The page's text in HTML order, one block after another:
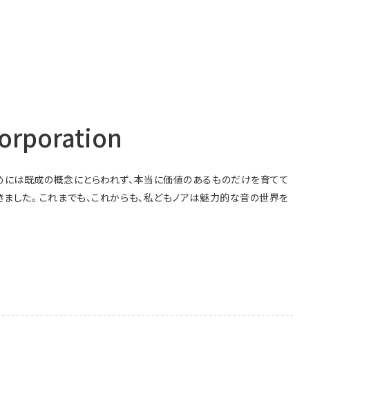
には既成の概念にとらわれず、本当に価値のあるものだけを育てて
した。 これまでも、これからも、私どもノアは魅力的な音の世界を